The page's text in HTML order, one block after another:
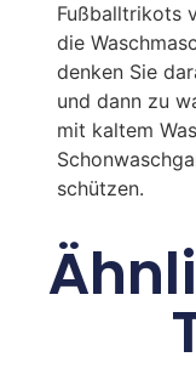
Fußballtrikots
die
denken Sie
und dann zu
mit kaltem
schützen.